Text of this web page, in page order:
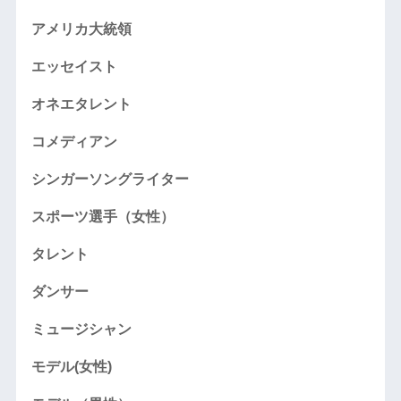
アメリカ大統領
エッセイスト
オネエタレント
コメディアン
シンガーソングライター
スポーツ選手（女性）
タレント
ダンサー
ミュージシャン
モデル(女性)